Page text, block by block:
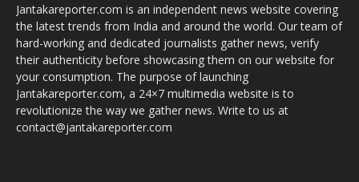
Jantakareporter.com is an independent news website covering
the latest trends from India and around the world. Our team of
hard-working and dedicated journalists gather news, verify
their authenticity before showcasing them on our website for
your consumption. The purpose of launching
Jantakareporter.com, a 24×7 multimedia website is to
revolutionize the way we gather news. Write to us at
contact@jantakareporter.com